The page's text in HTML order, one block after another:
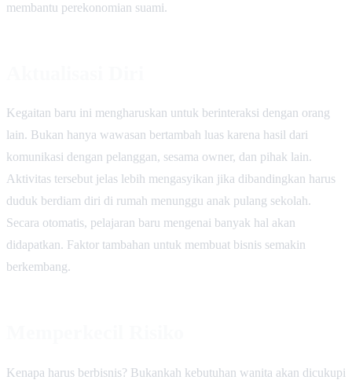
membantu perekonomian suami.
Kegaitan baru ini mengharuskan untuk berinteraksi dengan orang
lain. Bukan hanya wawasan bertambah luas karena hasil dari
komunikasi dengan pelanggan, sesama owner, dan pihak lain.
Aktivitas tersebut jelas lebih mengasyikan jika dibandingkan harus
duduk berdiam diri di rumah menunggu anak pulang sekolah.
Secara otomatis, pelajaran baru mengenai banyak hal akan
didapatkan. Faktor tambahan untuk membuat bisnis semakin
berkembang.
Kenapa harus berbisnis? Bukankah kebutuhan wanita akan dicukupi